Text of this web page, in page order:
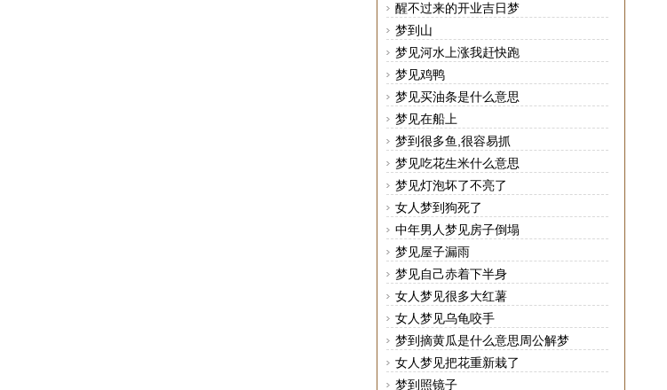
醒不过来的开业吉日梦
梦到山
梦见河水上涨我赶快跑
梦见鸡鸭
梦见买油条是什么意思
梦见在船上
梦到很多鱼,很容易抓
梦见吃花生米什么意思
梦见灯泡坏了不亮了
女人梦到狗死了
中年男人梦见房子倒塌
梦见屋子漏雨
梦见自己赤着下半身
女人梦见很多大红薯
女人梦见乌龟咬手
梦到摘黄瓜是什么意思周公解梦
女人梦见把花重新栽了
梦到照镜子